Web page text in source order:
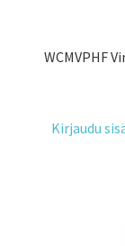
WCMVPHF
Kirjaudu